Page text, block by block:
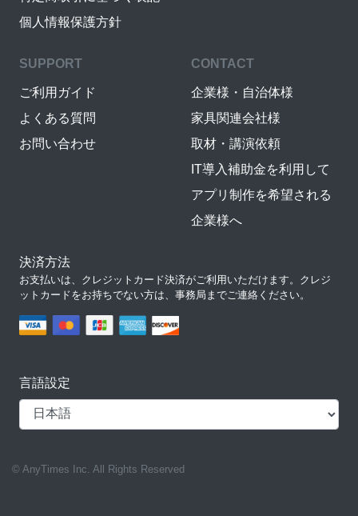
個人情報保護方針
SUPPORT
ご利用ガイド
よくある質問
お問い合わせ
CONTACT
企業様・自治体様
家具関連会社様
取材・講演依頼
IT導入補助金を利用して
アプリ制作を希望される
企業様へ
決済方法
お支払いは、クレジットカード決済がご利用いただけます。クレジ
ットカードをお持ちでない方は、事務局までご連絡ください。
言語設定
© AnyTimes Inc. All Rights Reserved